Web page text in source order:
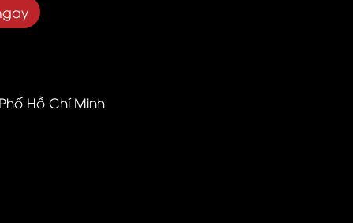
Hồ Chí Minh